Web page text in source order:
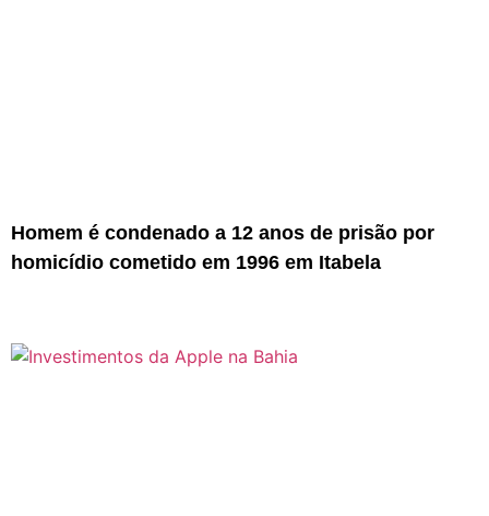
Homem é condenado a 12 anos de prisão por
homicídio cometido em 1996 em Itabela